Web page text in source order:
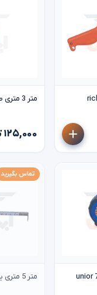
متر 3 متری طرح فیسکو fisco
۱۲۵,۰۰۰ تومان
تماس بگیرید
متر 5 متری یونیور مدل unior 710p